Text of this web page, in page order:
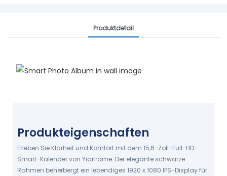
Produktdetail
3 in 1 mit leistungsstarker AGI.
PASSEN SIE IHREN RAHMEN AN
Produkteigenschaften
Erleben Sie Klarheit und Komfort mit dem 15,6-Zoll-Full-HD-
Smart-Kalender von Yiaiframe. Der elegante schwarze
Rahmen beherbergt ein lebendiges 1920 x 1080 IPS-Display für